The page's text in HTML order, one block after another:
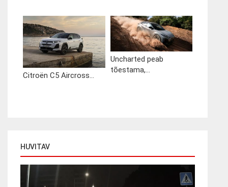
Citroën C5 Aircross...
Uncharted peab
tõestama,...
HUVITAV